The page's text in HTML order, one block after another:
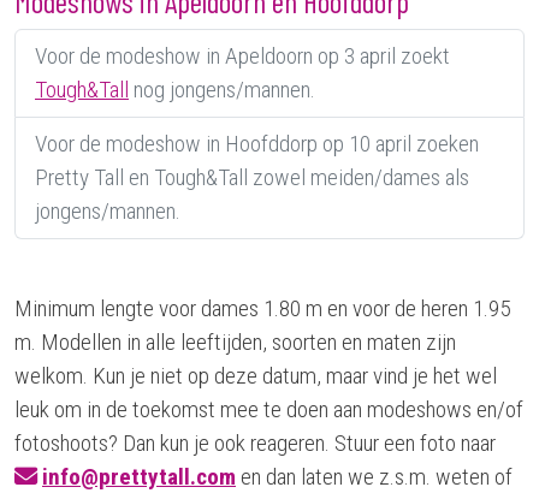
Voor de modeshow in Apeldoorn op 3 april zoekt
Tough&Tall nog jongens/mannen.
Voor de modeshow in Hoofddorp op 10 april zoeken
Pretty Tall en Tough&Tall zowel meiden/dames als
jongens/mannen.
Minimum lengte voor dames 1.80 m en voor de heren 1.95
m. Modellen in alle leeftijden, soorten en maten zijn
welkom. Kun je niet op deze datum, maar vind je het wel
leuk om in de toekomst mee te doen aan modeshows en/of
fotoshoots? Dan kun je ook reageren. Stuur een foto naar
info@prettytall.com en dan laten we z.s.m. weten of